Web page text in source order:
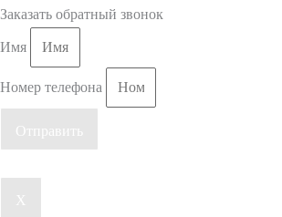
Заказать обратный звонок
Имя
Номер телефона
Отправить
X